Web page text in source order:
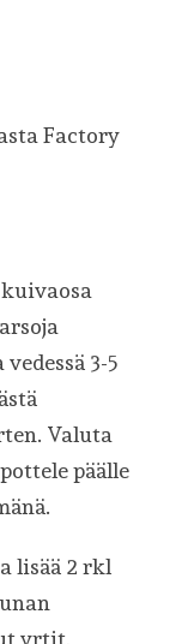
Factory
kuivaosa
3-5
Valuta
päälle
lisää 2 rkl
yrtit,